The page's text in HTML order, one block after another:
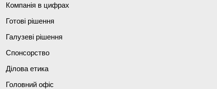
Компанія в цифрах
Готові рішення
Галузеві рішення
Спонсорство
Ділова етика
Головний офіс